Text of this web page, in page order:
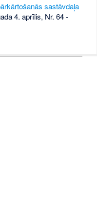
sastāvdaļa
4. aprīlis, Nr. 64-